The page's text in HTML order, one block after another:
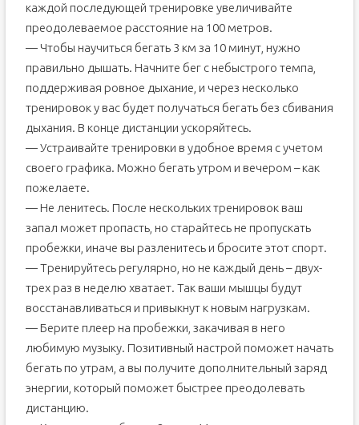
каждой последующей тренировке увеличивайте
преодолеваемое расстояние на 100 метров.
— Чтобы научиться бегать 3 км за 10 минут, нужно
правильно дышать. Начните бег с небыстрого темпа,
поддерживая ровное дыхание, и через несколько
тренировок у вас будет получаться бегать без сбивания
дыхания. В конце дистанции ускоряйтесь.
— Устраивайте тренировки в удобное время с учетом
своего графика. Можно бегать утром и вечером – как
пожелаете.
— Не ленитесь. После нескольких тренировок ваш
запал может пропасть, но старайтесь не пропускать
пробежки, иначе вы разленитесь и бросите этот спорт.
— Тренируйтесь регулярно, но не каждый день – двух-
трех раз в неделю хватает. Так ваши мышцы будут
восстанавливаться и привыкнут к новым нагрузкам.
— Берите плеер на пробежки, закачивая в него
любимую музыку. Позитивный настрой поможет начать
бегать по утрам, а вы получите дополнительный заряд
энергии, который поможет быстрее преодолевать
дистанцию.